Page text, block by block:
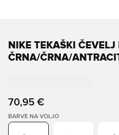
NIKE TEKAŠKI
ČRNA/ČRNA/
70,95 €
BARVE NA VOLJO